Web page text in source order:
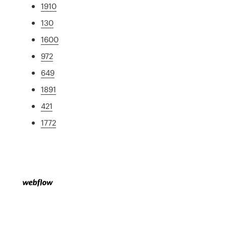
1910
130
1600
972
649
1891
421
1772